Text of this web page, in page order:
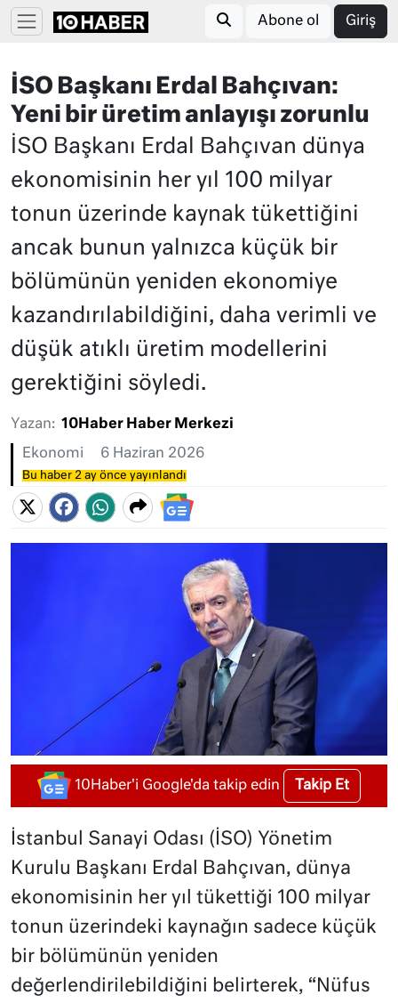
Abone ol Giriş
İSO Başkanı Erdal Bahçıvan:
Yeni bir üretim anlayışı zorunlu
İSO Başkanı Erdal Bahçıvan dünya
ekonomisinin her yıl 100 milyar
tonun üzerinde kaynak tükettiğini
ancak bunun yalnızca küçük bir
bölümünün yeniden ekonomiye
kazandırılabildiğini, daha verimli ve
düşük atıklı üretim modellerini
gerektiğini söyledi.
Yazan: 10Haber Haber Merkezi
Ekonomi 6 Haziran 2026
Bu haber 2 ay önce yayınlandı
10Haber'i Google'da takip edin Takip Et
İstanbul Sanayi Odası (İSO) Yönetim
Kurulu Başkanı Erdal Bahçıvan, dünya
ekonomisinin her yıl tükettiği 100 milyar
tonun üzerindeki kaynağın sadece küçük
bir bölümünün yeniden
değerlendirilebildiğini belirterek, “Nüfus